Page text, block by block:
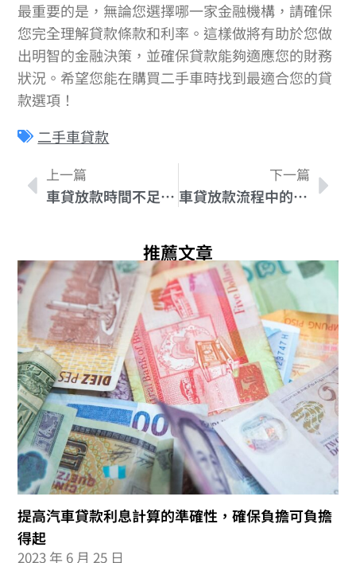
最重要的是，無論您選擇哪一家金融機構，請確保
您完全理解貸款條款和利率。這樣做將有助於您做
出明智的金融決策，並確保貸款能夠適應您的財務
狀況。希望您能在購買二手車時找到最適合您的貸
款選項！
二手車貸款
上一篇
車貸放款時間不足怎麼辦？儘快解決拖延問題
下一篇
車貸放款流程中的細節問題，讓你少走彎路！
推薦文章
提高汽車貸款利息計算的準確性，確保負擔可負擔
得起
2023 年 6 月 25 日